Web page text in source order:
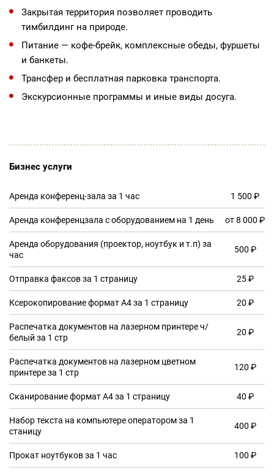
Закрытая территория позволяет проводить
тимбилдинг на природе.
Питание — кофе-брейк, комплексные обеды, фуршеты
и банкеты.
Трансфер и бесплатная парковка транспорта.
Экскурсионные программы и иные виды досуга.
Бизнес услуги
Аренда конференц-зала за 1 час 1 500 ₽
Аренда конференцзала с оборудованием на 1 день от 8 000 ₽
Аренда оборудования (проектор, ноутбук и т.п) за
час
500 ₽
Отправка факсов за 1 страницу 25 ₽
Ксерокопирование формат А4 за 1 страницу 20 ₽
Распечатка документов на лазерном принтере ч/
белый за 1 стр
20 ₽
Распечатка документов на лазерном цветном
принтере за 1 стр
120 ₽
Сканирование формат А4 за 1 страницу 40 ₽
Набор текста на компьютере оператором за 1
станицу
400 ₽
Прокат ноутбуков за 1 час 100 ₽